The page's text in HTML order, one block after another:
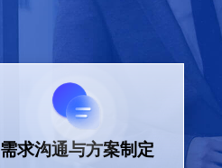
需求沟通与方案制定